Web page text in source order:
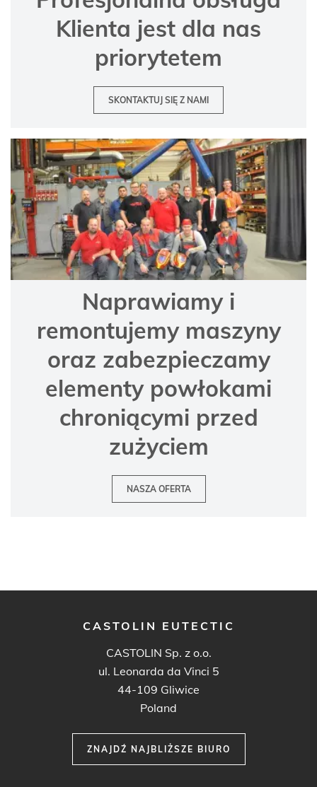
Klienta jest dla nas
priorytetem
SKONTAKTUJ SIĘ Z NAMI
Naprawiamy i
remontujemy maszyny
oraz zabezpieczamy
elementy powłokami
chroniącymi przed
zużyciem
NASZA OFERTA
CASTOLIN EUTECTIC
CASTOLIN Sp. z o.o.
ul. Leonarda da Vinci 5
44-109 Gliwice
Poland
ZNAJDŹ NAJBLIŻSZE BIURO